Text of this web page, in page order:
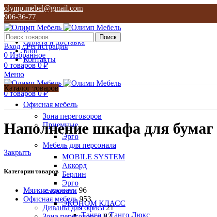
olymp.mebel@gmail.com
906-36-77
О нас
Оплата и доставка
Блог
Контакты
Поиск
Вход / Регистрация
0 Избранное
0 товаров 0₽
Меню
0товаров 0₽
Каталог товаров
Офисная мебель
Зона переговоров
Приемные
Эрго
Мебель для персонала
MOBILE SYSTEM
Аккорд
Берлин
Эрго
Кабинеты
ЭКОНОМ КЛАСС
Танго и Танго Люкс
Наполнение шкафа для
Закрыть
Категории товаров
Мягкие кровати 96
Офисная мебель 953
Диваны для офиса 21